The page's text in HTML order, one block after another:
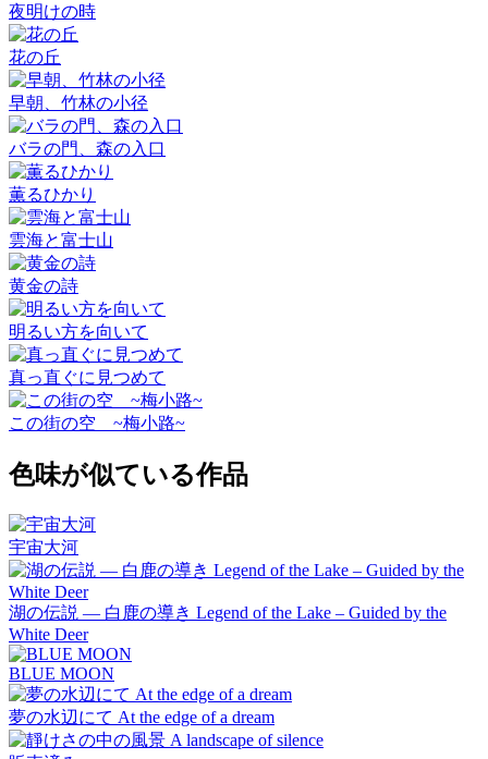
夜明けの時
花の丘
早朝、竹林の小径
バラの門、森の入口
薫るひかり
雲海と富士山
黄金の詩
明るい方を向いて
真っ直ぐに見つめて
この街の空 ~梅小路~
色味が似ている作品
宇宙大河
湖の伝説 ― 白鹿の導き Legend of the Lake – Guided by the
White Deer
BLUE MOON
夢の水辺にて At the edge of a dream